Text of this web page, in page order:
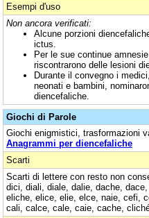
Esempi d'uso
Non ancora verificati:
Alcune porzioni
ictus.
Per le sue continue
riscontrarono delle lesioni
Durante il convegno i
neonati e bambini,
diencefaliche.
Giochi di Parole
Giochi enigmistici, trasformazioni
Anagrammi per diencefaliche
Scarti
Scarti di lettere con resto non
dici, diali, diale, dalie, dache,
eliche, elice, elie, elce, naie, cefi,
cali, calce, cale, caie, cache,